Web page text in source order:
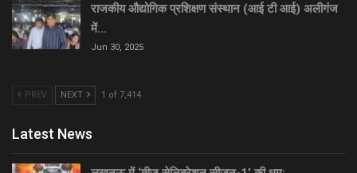
राजकीय औद्योगिक प्रशिक्षण संस्थान (आई टी आई) अलीगंज
में…
Jun 30, 2025
PREV NEXT 1 of 7,414
Latest News